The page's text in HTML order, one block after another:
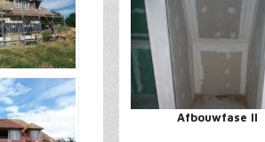
Afbouwfase II